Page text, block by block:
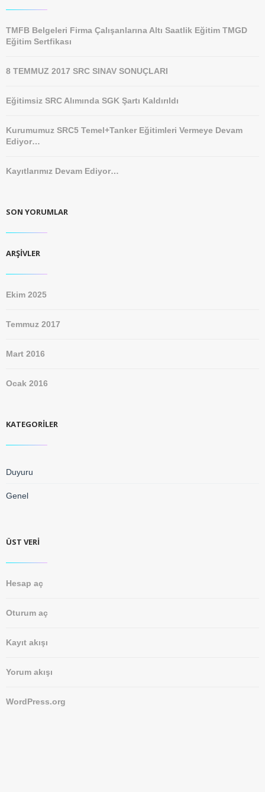
TMFB Belgeleri Firma Çalışanlarına Altı Saatlik Eğitim TMGD
Eğitim Sertfikası
8 TEMMUZ 2017 SRC SINAV SONUÇLARI
Eğitimsiz SRC Alımında SGK Şartı Kaldırıldı
Kurumumuz SRC5 Temel+Tanker Eğitimleri Vermeye Devam
Ediyor…
Kayıtlarımız Devam Ediyor…
SON YORUMLAR
ARŞIVLER
Ekim 2025
Temmuz 2017
Mart 2016
Ocak 2016
KATEGORILER
Duyuru
Genel
ÜST VERI
Hesap aç
Oturum aç
Kayıt akışı
Yorum akışı
WordPress.org